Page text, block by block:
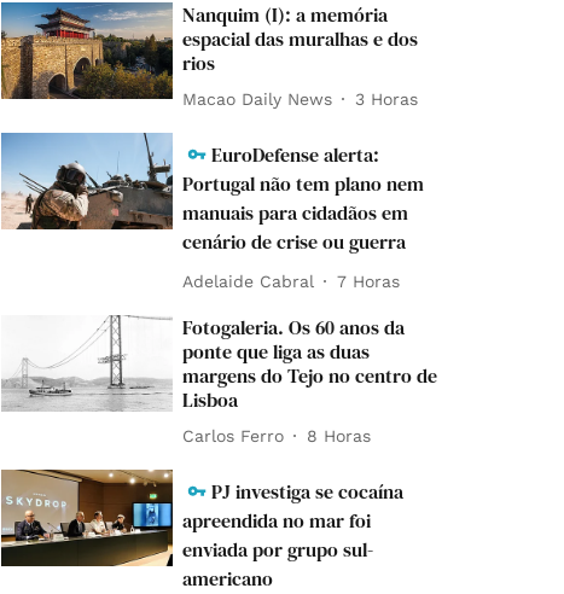
Nanquim (I): a memória
espacial das muralhas e dos
rios
Macao Daily News 3 Horas
EuroDefense alerta:
Portugal não tem plano nem
manuais para cidadãos em
cenário de crise ou guerra
Adelaide Cabral 7 Horas
Fotogaleria. Os 60 anos da
ponte que liga as duas
margens do Tejo no centro de
Lisboa
Carlos Ferro 8 Horas
PJ investiga se cocaína
apreendida no mar foi
enviada por grupo sul-
americano